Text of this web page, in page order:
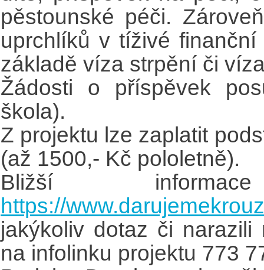
pěstounské péči.
uprchlíků v tíživé
základě víza strpění či
Žádosti o příspěvek
škola).
Z projektu lze zaplatit
(až 1500,- Kč pololetně).
Bližší
https://
jakýkoliv dotaz či
na infolinku projektu 773